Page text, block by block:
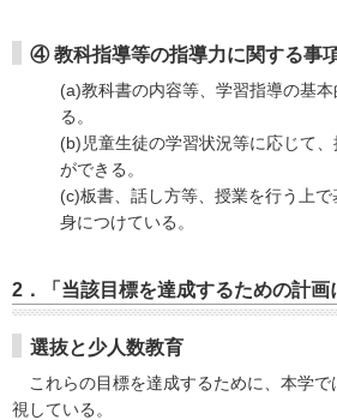
④ 教科指導等の指導力に関する事
(a)教科書の内容等、学習指導の基
る。
(b)児童生徒の学習状況等に応じて
ができる。
(c)板書、話し方等、授業を行う上
身につけている。
2．「当該目標を達成するための計画
選抜と少人数教育
これらの目標を達成するために、本学で
視している。